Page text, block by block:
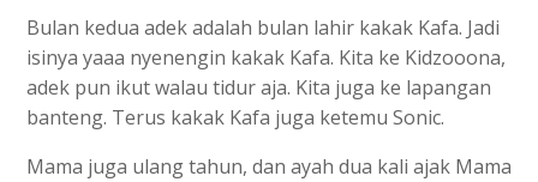
Bulan kedua adek adalah bulan lahir kakak Kafa. Jadi
isinya yaaa nyenengin kakak Kafa. Kita ke Kidzooona,
adek pun ikut walau tidur aja. Kita juga ke lapangan
banteng. Terus kakak Kafa juga ketemu Sonic.
Mama juga ulang tahun, dan ayah dua kali ajak Mama